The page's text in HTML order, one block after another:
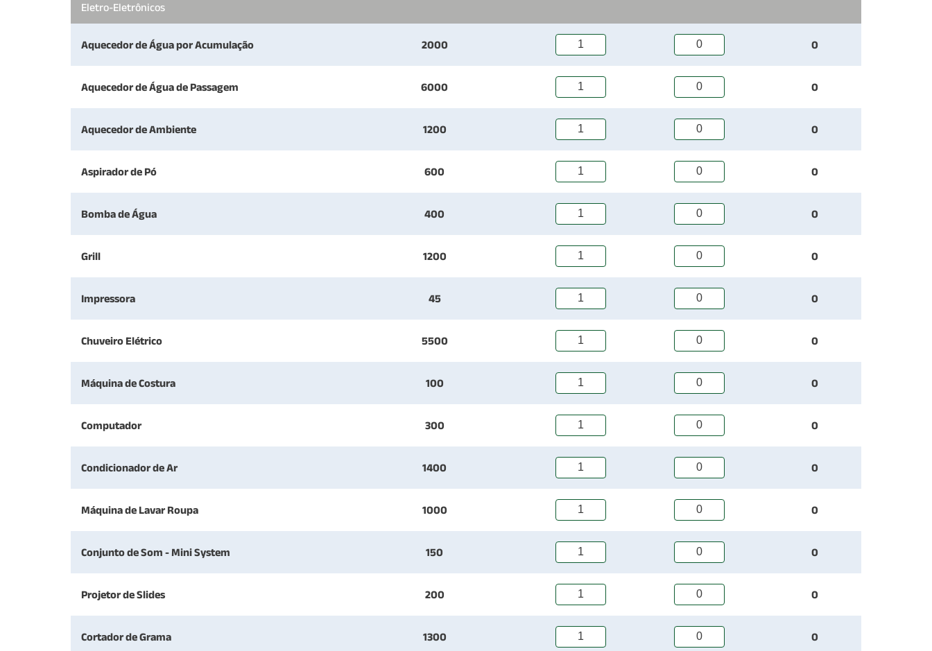
Eletro-Eletrônicos
Aquecedor de Água por Acumulação 2000 0
Aquecedor de Água de Passagem 6000 0
Aquecedor de Ambiente 1200 0
Aspirador de Pó 600 0
Bomba de Água 400 0
Grill 1200 0
Impressora 45 0
Chuveiro Elétrico 5500 0
Máquina de Costura 100 0
Computador 300 0
Condicionador de Ar 1400 0
Máquina de Lavar Roupa 1000 0
Conjunto de Som - Mini System 150 0
Projetor de Slides 200 0
Cortador de Grama 1300 0